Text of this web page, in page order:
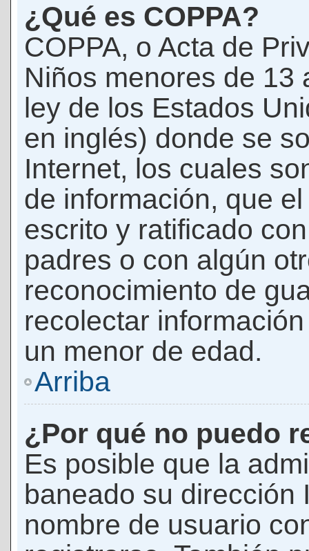
¿Qué es COPPA?
COPPA, o Acta de
Niños menores de 13
ley de los Estados
en inglés) donde se
Internet, los cuales
de información, que
escrito y ratificado
padres o con algún
reconocimiento de
recolectar
un menor de edad.
Arriba
¿Por qué no puedo
Es posible que la
baneado su dirección
nombre de usuario